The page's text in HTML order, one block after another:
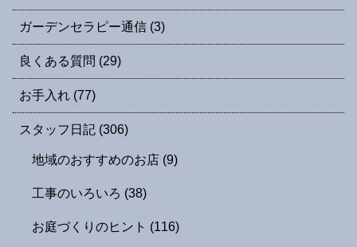
ガーデンセラピー通信 (3)
良くある質問 (29)
お手入れ (77)
スタッフ日記 (306)
地域のおすすめのお店 (9)
工事のいろいろ (38)
お庭づくりのヒント (116)